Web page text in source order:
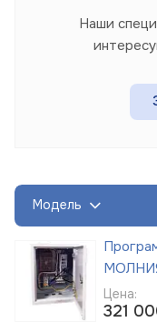
Наши
Модель
Цена:
321